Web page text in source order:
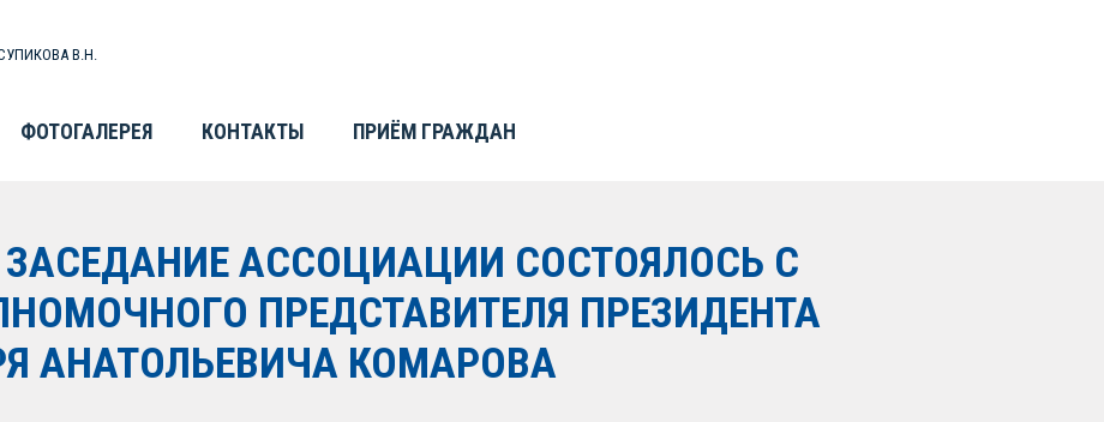
В.Н.
ФОТОГАЛЕРЕЯ КОНТАКТЫ ПРИЁМ ГРАЖДАН
ЗАСЕДАНИЕ АССОЦИАЦИИ СОСТОЯЛОСЬ С
ПРЕДСТАВИТЕЛЯ ПРЕЗИДЕНТА
АНАТОЛЬЕВИЧА КОМАРОВА